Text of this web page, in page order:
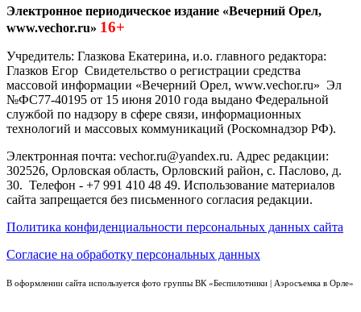
Электронное периодическое издание «Вечерний Орел,
www.vechor.ru» 16+
Учредитель: Глазкова Екатерина, и.о. главного редактора:
Глазков Егор Свидетельство о регистрации средства
массовой информации «Вечерний Орел, www.vechor.ru» Эл
№ФС77-40195 от 15 июня 2010 года выдано Федеральной
службой по надзору в сфере связи, информационных
технологий и массовых коммуникаций (Роскомнадзор РФ).
Электронная почта: vechor.ru@yandex.ru. Адрес редакции:
302526, Орловская область, Орловский район, с. Паслово, д.
30. Телефон - +7 991 410 48 49. Использование материалов
сайта запрещается без письменного согласия редакции.
Политика конфиденциальности персональных данных сайта
Согласие на обработку персональных данных
В оформлении сайта используется фото группы ВК «Беспилотники | Аэросъемка в Орле»